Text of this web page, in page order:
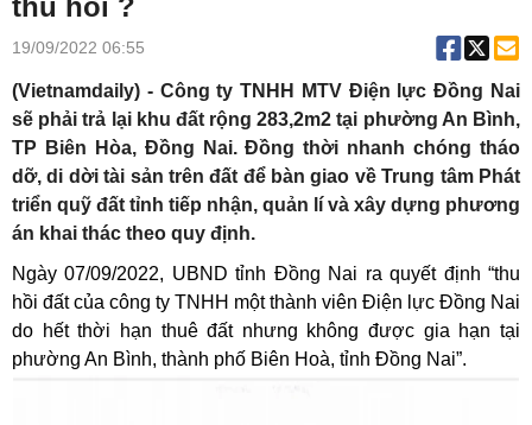
19/09/2022 06:55
(Vietnamdaily) - Công ty TNHH MTV Điện lực Đồng Nai
sẽ phải trả lại khu đất rộng 283,2m2 tại phường An Bình,
TP Biên Hòa, Đồng Nai. Đồng thời nhanh chóng tháo
dỡ, di dời tài sản trên đất để bàn giao về Trung tâm Phát
triển quỹ đất tỉnh tiếp nhận, quản lí và xây dựng phương
án khai thác theo quy định.
Ngày 07/09/2022, UBND tỉnh Đồng Nai ra quyết định “thu
hồi đất của công ty TNHH một thành viên Điện lực Đồng Nai
do hết thời hạn thuê đất nhưng không được gia hạn tại
phường An Bình, thành phố Biên Hoà, tỉnh Đồng Nai”.